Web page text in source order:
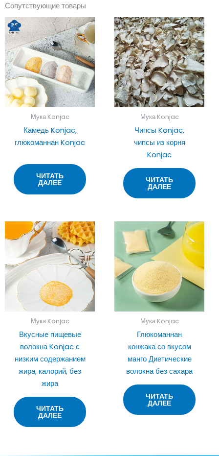
Сопутствующие товары
Мука Konjac
Камедь Konjac,
глюкоманнан Konjac
ЧИТАТЬ
ДАЛЕЕ
Мука Konjac
Чипсы Konjac,
чипсы из корня
Konjac
ЧИТАТЬ
ДАЛЕЕ
Мука Konjac
Вкусные пищевые
волокна Konjac с
низким содержанием
жира, калорий, без
жира
ЧИТАТЬ
ДАЛЕЕ
Мука Konjac
Глюкоманнан
конжака со вкусом
манго Диетические
волокна без сахара
ЧИТАТЬ
ДАЛЕЕ